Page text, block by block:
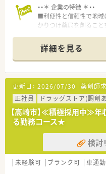
【こんな取り組みをしてい
■調剤過誤率をひと月あ
査機器の導入を進めてい
みを活かしたOTC研修を
■全店舗においてハンデ
安全な調剤環境を構築し
・・＊ 企業の特徴 ＊・・
■利便性と信頼性で地域
かりつけ薬局を創ること
でもスムーズに仕事が
■病院門前の様に処方箋
じっくりとれるので、患
も魅力の一つです。
■福利厚生が充実★ 各種
り！
詳細を見る
更新日： 2026/07/30 薬剤師
正社員
ドラッグストア(調剤
【高崎市】≪積極採用中≫年
る勤務コース★
検討
未経験可 ブランク可 車通